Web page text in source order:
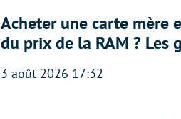
Acheter une carte mère
du prix de la RAM ? Les
3 août 2026 17:32